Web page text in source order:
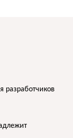
разработчиков